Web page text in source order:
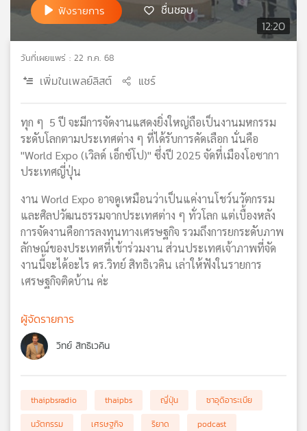
วิทยุ
เครือ
ข่าย
12:20
ฟังรายการ ชื่นชอบ
วันที่เผยแพร่ : 22 ก.ค. 68
เพิ่มในเพลย์ลิสต์ แชร์
ทุก ๆ 5 ปี จะมีการจัดงานแสดงยิ่งใหญ่ถือเป็นงานมหกรรม
ระดับโลกตามประเทศต่าง ๆ ที่ได้รับการคัดเลือก นั่นคือ
"World Expo (เวิลด์ เอ็กซ์โป)" ซึ่งปี 2025 จัดที่เมืองโอซากา
ประเทศญี่ปุ่น
งาน World Expo อาจดูเหมือนว่าเป็นแค่งานโชว์นวัตกรรม
และศิลปวัฒนธรรมจากประเทศต่าง ๆ ทั่วโลก แต่เบื้องหลัง
การจัดงานคือการลงทุนทางเศรษฐกิจ รวมถึงการยกระดับภาพ
ลักษณ์ของประเทศที่เข้าร่วมงาน ส่วนประเทศเจ้าภาพที่จัด
งานนี้จะได้อะไร ดร.วิทย์ สิทธิเวคิน เล่าให้ฟังในรายการ
เศรษฐกิจติดบ้าน ค่ะ
ผู้จัดรายการ
วิทย์ สิทธิเวคิน
thaipbsradio thaipbs ญี่ปุ่น
ซาอุดิอาระเบีย
นวัตกรรม
เศรษฐกิจ ริยาด
podcast